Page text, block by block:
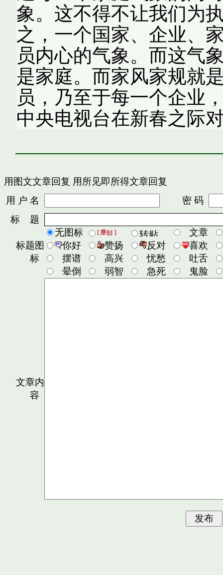
象。这不得不让我们为
之，一个国家、企业、
员内心的气象。而这气
是家庭。而家风家规就
员，乃至于每一个企
中央电视台在新春之际
用图文文章回复 用所见即所得文章回复
用 户 名
密 码
标 题
标题图
标
无图标
文章
你好
赞扬 反对
喜欢
摆谱
高兴 忧愁
吐舌
晕倒
弱智 急死 鬼脸
文章内
容